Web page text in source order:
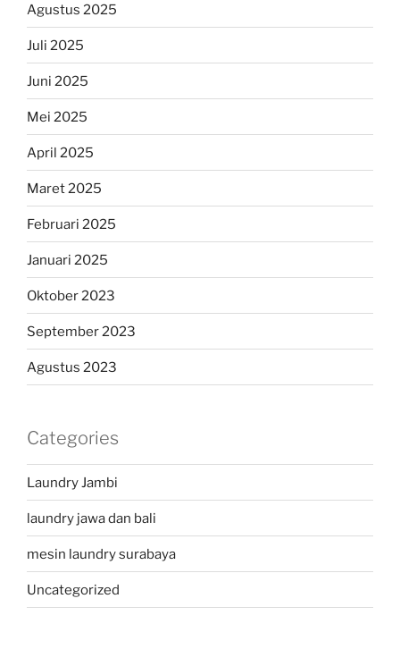
Agustus 2025
Juli 2025
Juni 2025
Mei 2025
April 2025
Maret 2025
Februari 2025
Januari 2025
Oktober 2023
September 2023
Agustus 2023
Categories
Laundry Jambi
laundry jawa dan bali
mesin laundry surabaya
Uncategorized